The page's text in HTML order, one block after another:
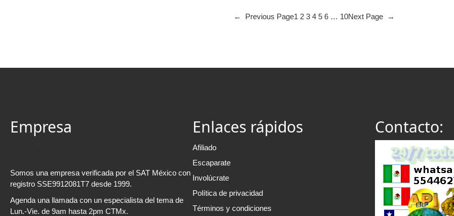
← Previous Page1 2 3 4 5 6 … 10Next Page →
Empresa
Somos una empresa verificada por el SAT México con
registro SSE9912081T7 desde 1999.
Agenda una llamada con un especialista del tema de
Lun.-Vie. de 9am hasta 2pm CTMx.
Enlaces rápidos
Afiliado
Escaparate
Involúcrate
Política de privacidad
Términos y condiciones
Contacto: